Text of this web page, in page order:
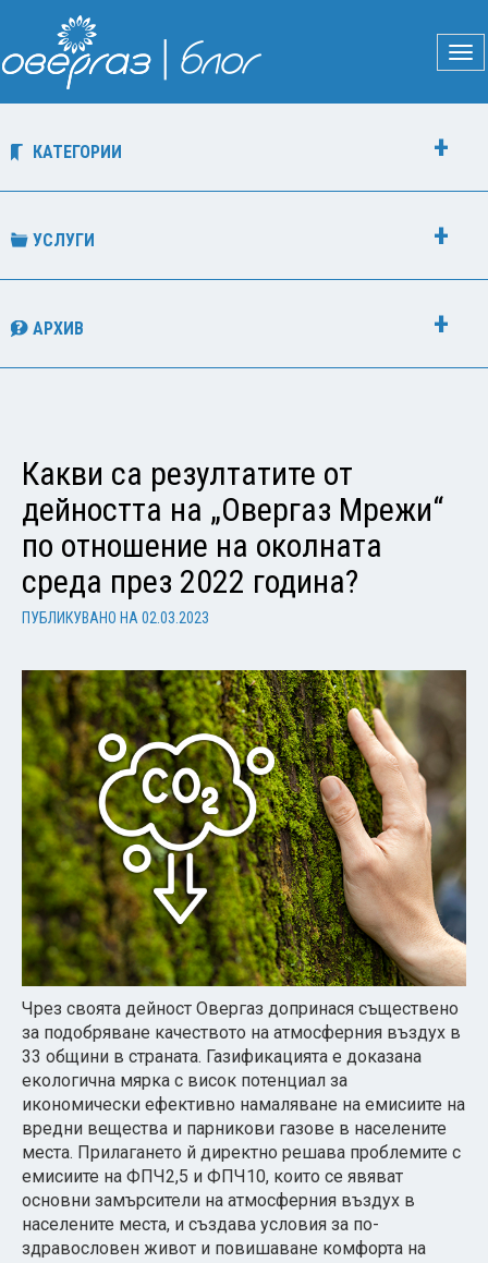
КАТЕГОРИИ
УСЛУГИ
АРХИВ
Какви са резултатите от
дейността на „Овергаз Мрежи“
по отношение на околната
среда през 2022 година?
ПУБЛИКУВАНО НА 02.03.2023
Чрез своята дейност Овергаз допринася съществено
за подобряване качеството на атмосферния въздух в
33 общини в страната. Газификацията е доказана
екологична мярка с висок потенциал за
икономически ефективно намаляване на емисиите на
вредни вещества и парникови газове в населените
места. Прилагането й директно решава проблемите с
емисиите на ФПЧ2,5 и ФПЧ10, които се явяват
основни замърсители на атмосферния въздух в
населените места, и създава условия за по-
здравословен живот и повишаване комфорта на